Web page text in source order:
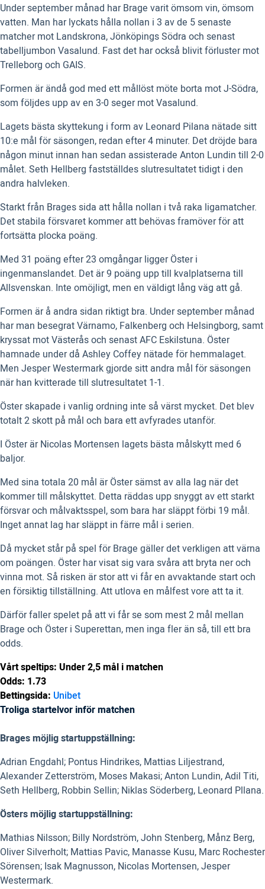
Under september månad har Brage varit ömsom vin, ömsom
vatten. Man har lyckats hålla nollan i 3 av de 5 senaste
matcher mot Landskrona, Jönköpings Södra och senast
tabelljumbon Vasalund. Fast det har också blivit förluster mot
Trelleborg och GAIS.
Formen är ändå god med ett mållöst möte borta mot J-Södra,
som följdes upp av en 3-0 seger mot Vasalund.
Lagets bästa skyttekung i form av Leonard Pilana nätade sitt
10:e mål för säsongen, redan efter 4 minuter. Det dröjde bara
någon minut innan han sedan assisterade Anton Lundin till 2-0
målet. Seth Hellberg fastställdes slutresultatet tidigt i den
andra halvleken.
Starkt från Brages sida att hålla nollan i två raka ligamatcher.
Det stabila försvaret kommer att behövas framöver för att
fortsätta plocka poäng.
Med 31 poäng efter 23 omgångar ligger Öster i
ingenmanslandet. Det är 9 poäng upp till kvalplatserna till
Allsvenskan. Inte omöjligt, men en väldigt lång väg att gå.
Formen är å andra sidan riktigt bra. Under september månad
har man besegrat Värnamo, Falkenberg och Helsingborg, samt
kryssat mot Västerås och senast AFC Eskilstuna. Öster
hamnade under då Ashley Coffey nätade för hemmalaget.
Men Jesper Westermark gjorde sitt andra mål för säsongen
när han kvitterade till slutresultatet 1-1.
Öster skapade i vanlig ordning inte så värst mycket. Det blev
totalt 2 skott på mål och bara ett avfyrades utanför.
I Öster är Nicolas Mortensen lagets bästa målskytt med 6
baljor.
Med sina totala 20 mål är Öster sämst av alla lag när det
kommer till målskyttet. Detta räddas upp snyggt av ett starkt
försvar och målvaktsspel, som bara har släppt förbi 19 mål.
Inget annat lag har släppt in färre mål i serien.
Då mycket står på spel för Brage gäller det verkligen att värna
om poängen. Öster har visat sig vara svåra att bryta ner och
vinna mot. Så risken är stor att vi får en avvaktande start och
en försiktig tillställning. Att utlova en målfest vore att ta it.
Därför faller spelet på att vi får se som mest 2 mål mellan
Brage och Öster i Superettan, men inga fler än så, till ett bra
odds.
Vårt speltips: Under 2,5 mål i matchen
Odds: 1.73
Bettingsida: Unibet
Troliga startelvor inför matchen
Brages möjlig startuppställning:
Adrian Engdahl; Pontus Hindrikes, Mattias Liljestrand,
Alexander Zetterström, Moses Makasi; Anton Lundin, Adil Titi,
Seth Hellberg, Robbin Sellin; Niklas Söderberg, Leonard Pllana.
Östers möjlig startuppställning:
Mathias Nilsson; Billy Nordström, John Stenberg, Månz Berg,
Oliver Silverholt; Mattias Pavic, Manasse Kusu, Marc Rochester
Sörensen; Isak Magnusson, Nicolas Mortensen, Jesper
Westermark.